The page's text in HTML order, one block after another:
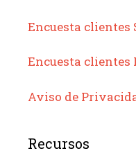
Encuesta clientes
Encuesta clientes
Aviso de
Recursos